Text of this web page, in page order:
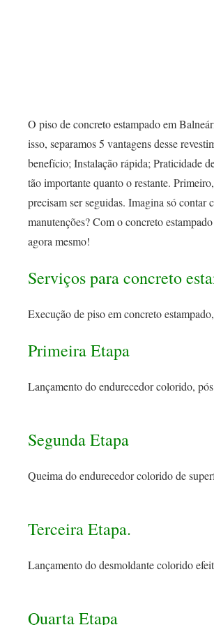
O piso de concreto estampado em
isso, separamos 5 vantagens desse
benefício; Instalação rápida; Praticidade
tão importante quanto o restante.
precisam ser seguidas. Imagina só contar
manutenções? Com o concreto
agora mesmo!
Serviços para concreto
Execução de piso em concreto estampado,
Primeira Etapa
Lançamento do endurecedor colorido,
Segunda Etapa
Queima do endurecedor colorido de
Terceira Etapa.
Lançamento do desmoldante colorido
Quarta Etapa